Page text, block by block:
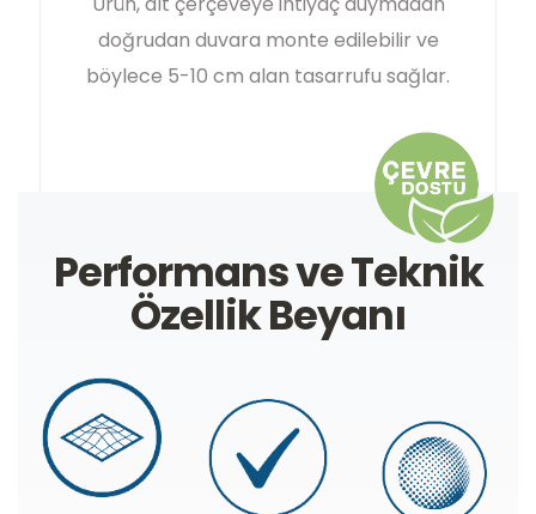
doğrudan duvara monte edilebilir ve
böylece 5-10 cm alan tasarrufu sağlar.
Performans ve Teknik
Özellik Beyanı